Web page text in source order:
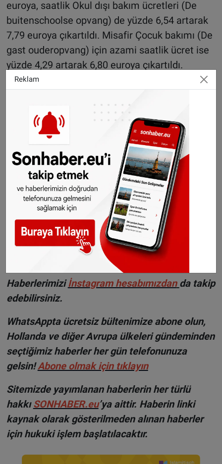
euroya, saatlik Okul dışı bakım ücretleri (De
buitenschoolse opvang) de yüzde 6,54 artarak
7,79 euroya çıkartıldı. Misafir Çocuk bakımı (De
gast ouderopvang) için azami saatlik ücret ise
yüzde 4,29 artarak 6,80 euroya çıkartıldı.
Bakan ilkbahar aylarında yapılacak yeni
tahminlerde, fiyat ayarlamasının hala çok
düşük olduğu görülmesi halinde, 2024'ten
itibaren ek bir artış yapılabileceğini de sözlerine
ekledi.
Ebeveynler, Ocak ayı için eski azami saat ücret
üzerinden çocuk bakım parası almaya devam
edecek, ancak yeni oran geriye dönük olarak
uygulanacak. Bu nedenle bir sonraki ödeme
döneminde önceki eksik miktar da ebeveynlere
ödenecek.
Haberlerimiziİnstagram hesabımızdan da takip
edebilirsiniz.
WhatsAppta ücretsiz bültenimize abone olun,
Hollanda ve diğer Avrupa ülkeleri gündeminden
seçtiğimiz haberler her gün telefonunuza
gelsin!Abone olmak için tıklayın
Sitemizde yayımlanan haberlerin her türlü
hakkı SONHABER.eu’ya aittir. Haberin linki
kaynak olarak gösterilmeden alınan haberler
için hukuki işlem başlatılacaktır.
Reklam